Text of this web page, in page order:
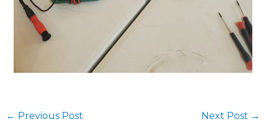
← Previous Post Next Post →